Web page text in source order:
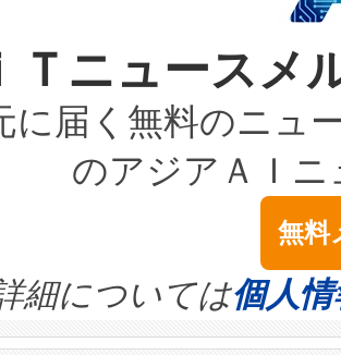
る可能性もあります
3億～4億ドルかか
任者（CEO）であ
社のfully-connected
用すれば、6,000万
この効率性は、フェ
て利用可能な電力容
よう貢献します。こ
ル契約（SLA）違
能の劣化によるダウ
在データセンターが
provides a
reliability for AI
to ensure battery
ースポットにより、
でも豊かなディテー
ル範囲を検出
Inspections,
レーザーを搭載。
径化を実現すること
マルモードでは、
で検出でき、これ
Ｔニュース
に届く無料のニュ
のアジアＡＩ
無料
細については個人